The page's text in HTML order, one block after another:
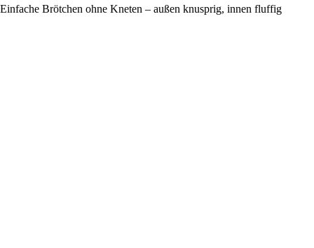
Einfache Brötchen ohne Kneten – außen knusprig, innen fluffig